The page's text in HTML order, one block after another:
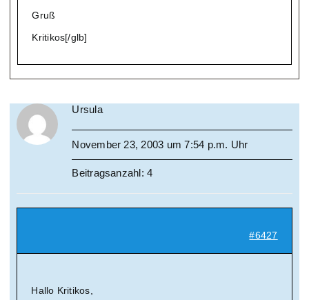
Gruß
Kritikos[/glb]
Ursula
November 23, 2003 um 7:54 p.m. Uhr
Beitragsanzahl: 4
#6427
Hallo Kritikos,